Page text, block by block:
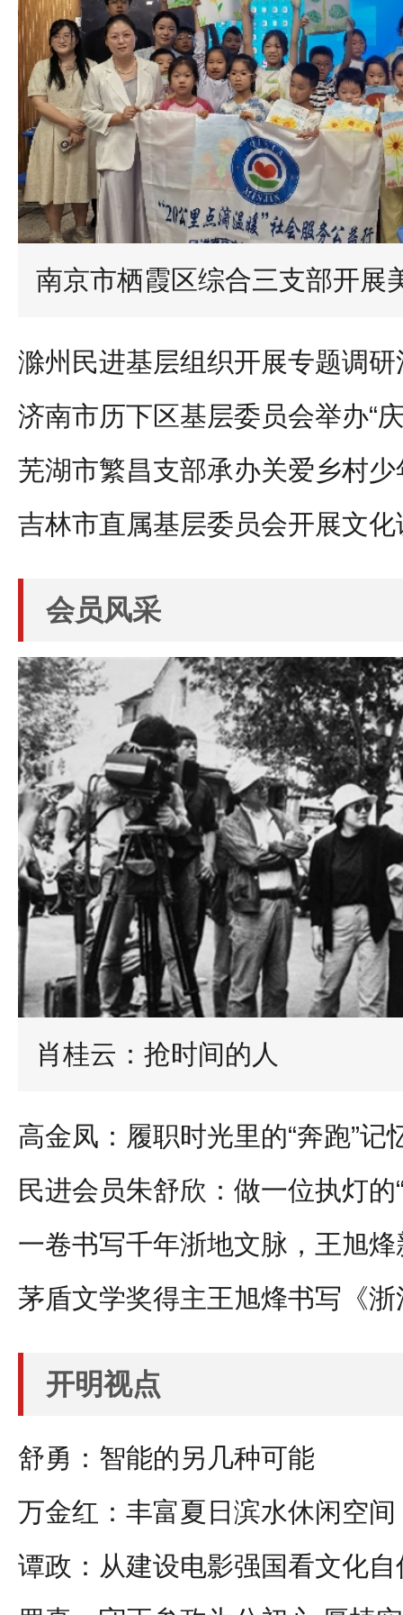
南京市栖霞区综合三支部开展
滁州民进基层组织开展专题调研
济南市历下区基层委员会举办“
芜湖市繁昌支部承办关爱乡村
吉林市直属基层委员会开展文
会员风采
肖桂云：抢时间的人
高金凤：履职时光里的“奔跑”记
民进会员朱舒欣：做一位执灯的
一卷书写千年浙地文脉，王旭
茅盾文学奖得主王旭烽书写《浙
开明视点
舒勇：智能的另几种可能
万金红：丰富夏日滨水休闲空
谭政：从建设电影强国看文化自